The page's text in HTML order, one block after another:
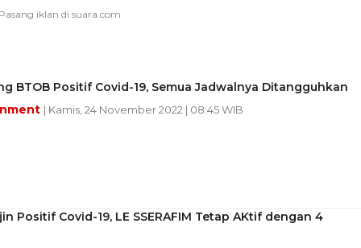
BTOB Positif Covid-19, Semua Jadwalnya Ditangguhkan
| Kamis, 24 November 2022 | 08:45 WIB
Positif Covid-19, LE SSERAFIM Tetap AKtif dengan 4